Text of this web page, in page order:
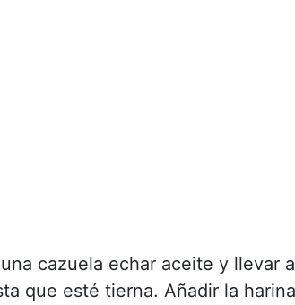
cazuela echar aceite y llevar
que esté tierna. Añadir la